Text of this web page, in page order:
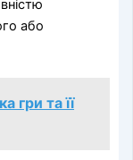
або
гри та її